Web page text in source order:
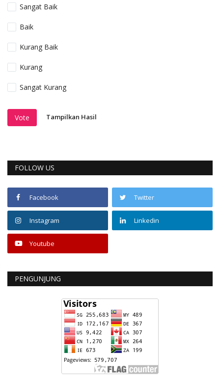
Sangat Baik
Baik
Kurang Baik
Kurang
Sangat Kurang
Vote Tampilkan Hasil
FOLLOW US
Facebook Twitter
Instagram Linkedin
Youtube
PENGUNJUNG